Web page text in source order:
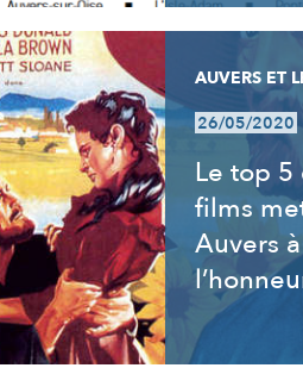
AUVERS ET
26/05/2020
Le top 5
films
Auvers à